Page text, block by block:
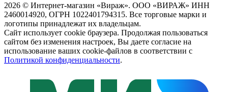
2026 © Интернет-магазин «Вираж». ООО «ВИРАЖ» ИНН
2460014920, ОГРН 1022401794315. Все торговые марки и
логотипы принадлежат их владельцам.
Сайт использует cookie браузера. Продолжая пользоваться
сайтом без изменения настроек, Вы даете согласие на
использование ваших cookie-файлов в соответствии с
Политикой конфиденциальности.